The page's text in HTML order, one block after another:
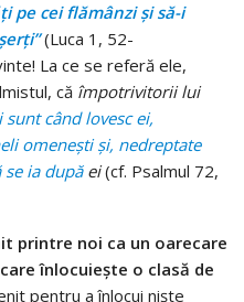
i pe cei flămânziși să-i
erți”(Luca 1, 52-
La ce se referă ele,
că împotrivitorii lui
sunt când lovesc ei,
omeneștiși, nedreptate
se ia după ei(cf. Psalmul 72,
printre noi ca un oarecare
înlocuiește o clasă de
pentru a înlocui niște